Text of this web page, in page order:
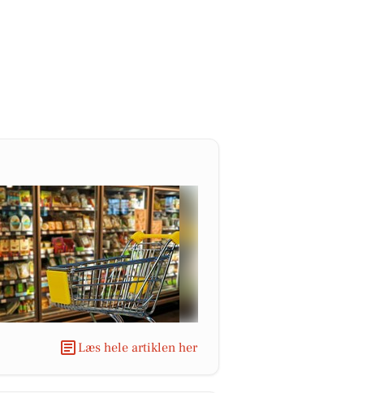
Læs hele artiklen her